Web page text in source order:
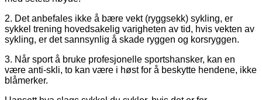
2. Det anbefales ikke å bære vekt (ryggsekk) sykling, er
sykkel trening hovedsakelig varigheten av tid, hvis vekten av
sykling, er det sannsynlig å skade ryggen og korsryggen.
3. Når sport å bruke profesjonelle sportshansker, kan en
være anti-skli, to kan være i høst for å beskytte hendene, ikke
blåmerker.